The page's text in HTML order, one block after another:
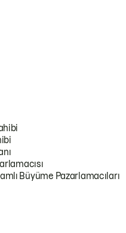
Büyüme Pazarlamacıları